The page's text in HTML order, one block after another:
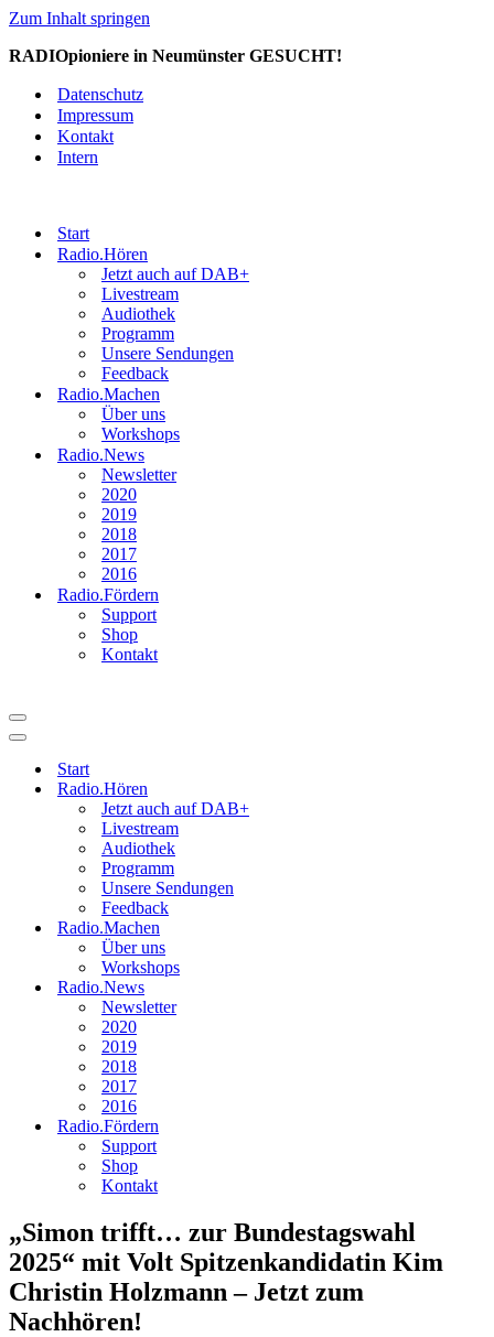
Zum Inhalt springen
RADIOpioniere in Neumünster GESUCHT!
Datenschutz
Impressum
Kontakt
Intern
Start
Radio.Hören
Jetzt auch auf DAB+
Livestream
Audiothek
Programm
Unsere Sendungen
Feedback
Radio.Machen
Über uns
Workshops
Radio.News
Newsletter
2020
2019
2018
2017
2016
Radio.Fördern
Support
Shop
Kontakt
Navigationsmenü
Navigationsmenü
Start
Radio.Hören
Jetzt auch auf DAB+
Livestream
Audiothek
Programm
Unsere Sendungen
Feedback
Radio.Machen
Über uns
Workshops
Radio.News
Newsletter
2020
2019
2018
2017
2016
Radio.Fördern
Support
Shop
Kontakt
„Simon trifft… zur Bundestagswahl
2025“ mit Volt Spitzenkandidatin Kim
Christin Holzmann – Jetzt zum
Nachhören!